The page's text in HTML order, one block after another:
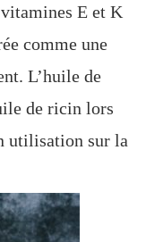
E et K
comme une
L’huile de
de ricin lors
utilisation sur la